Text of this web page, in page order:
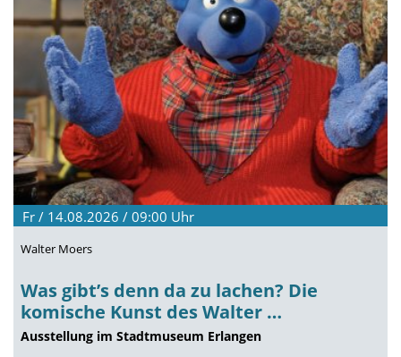
Fr / 14.08.2026 / 09:00 Uhr
Walter Moers
Was gibt’s denn da zu lachen? Die
komische Kunst des Walter …
Ausstellung im Stadtmuseum Erlangen